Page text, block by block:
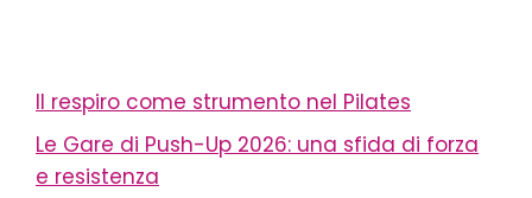
Il respiro come strumento nel Pilates
Le Gare di Push-Up 2026: una sfida di forza
e resistenza